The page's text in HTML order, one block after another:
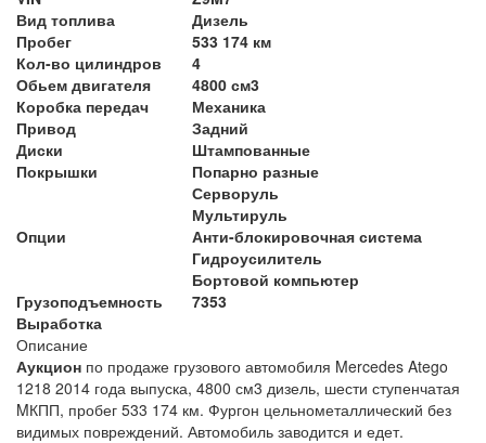
Вид топлива
Дизель
Пробег
533 174 км
Кол-во цилиндров
4
Обьем двигателя
4800 см3
Коробка передач
Механика
Привод
Задний
Диски
Штампованные
Покрышки
Попарно разные
Опции
Серворуль
Мультируль
Анти-блокировочная система
Гидроусилитель
Бортовой компьютер
Грузоподъемность
7353
Выработка
Описание
Аукцион по продаже грузового автомобиля Mercedes Atego
1218 2014 года выпуска, 4800 см3 дизель, шести ступенчатая
MКПП, пробег 533 174 км. Фургон цельнометаллический без
видимых повреждений. Автомобиль заводится и едет.